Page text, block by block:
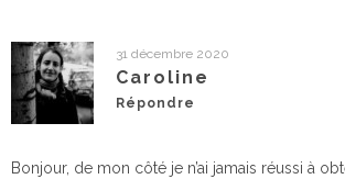
31 décembre 2020
Caroline
Répondre
Bonjour, de mon côté je n’ai jamais réussi à